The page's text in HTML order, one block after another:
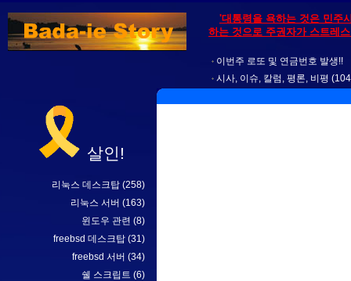
'대통령을 욕하는 것은 민주
하는 것으로 주권자가 스트레
이번주 로또 및 연금번호 발생!!
시사, 이슈, 칼럼, 평론, 비평
살인!
리눅스 데스크탑 (258)
리눅스 서버 (163)
윈도우 관련 (8)
freebsd 데스크탑 (31)
freebsd 서버 (34)
쉘 스크립트 (6)